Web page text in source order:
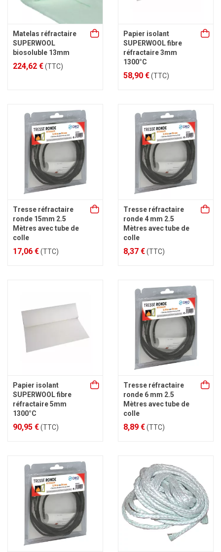
Matelas réfractaire
SUPERWOOL
biosoluble 13mm
224,62 €(TTC)
Papier isolant
SUPERWOOL fibre
réfractaire 3mm
1300°C
58,90 €(TTC)
Tresse réfractaire
ronde 15mm 2.5
Mètres avec tube de
colle
17,06 €(TTC)
Tresse réfractaire
ronde 4 mm 2.5
Mètres avec tube de
colle
8,37 €(TTC)
Papier isolant
SUPERWOOL fibre
réfractaire 5mm
1300°C
90,95 €(TTC)
Tresse réfractaire
ronde 6 mm 2.5
Mètres avec tube de
colle
8,89 €(TTC)